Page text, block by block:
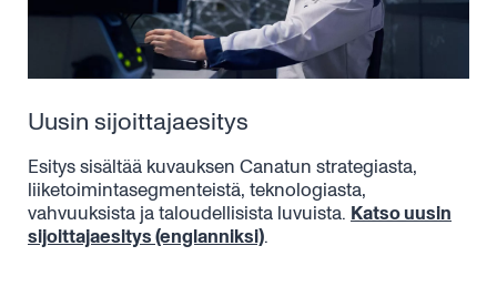
Uusin sijoittajaesitys
Esityssisältää kuvauksen Canatun strategiasta,
liiketoimintasegmenteistä, teknologiasta,
vahvuuksista jataloudellisista luvuista. Katso uusin
sijoittajaesitys (englanniksi).